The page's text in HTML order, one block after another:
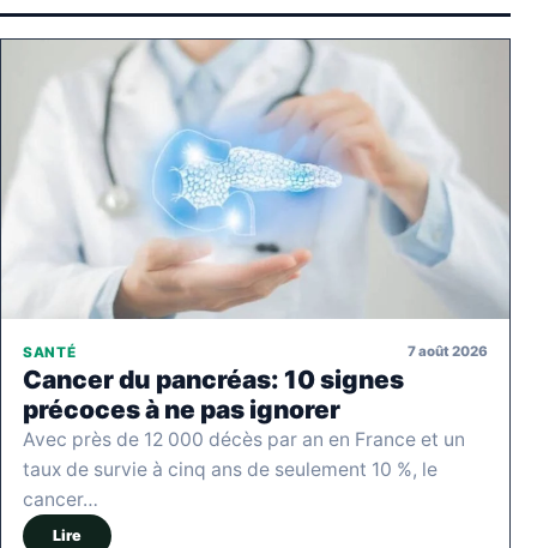
SANTÉ 7 août 2026
Cancer du pancréas: 10 signes
précoces à ne pas ignorer
Avec près de 12 000 décès par an en France et un
taux de survie à cinq ans de seulement 10 %, le
cancer…
Lire